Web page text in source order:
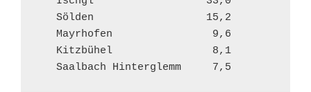
   Saalbach Hinterglemm     7,5